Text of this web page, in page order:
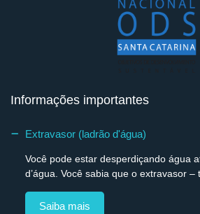
Informações importantes
Extravasor (ladrão d'água)
Você pode estar desperdiçando água
d’água. Você sabia que o extravasor –
Saiba mais